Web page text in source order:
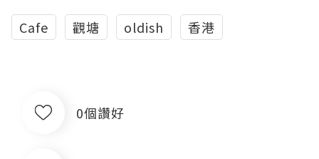
Cafe 觀塘 oldish 香港
0個讚好